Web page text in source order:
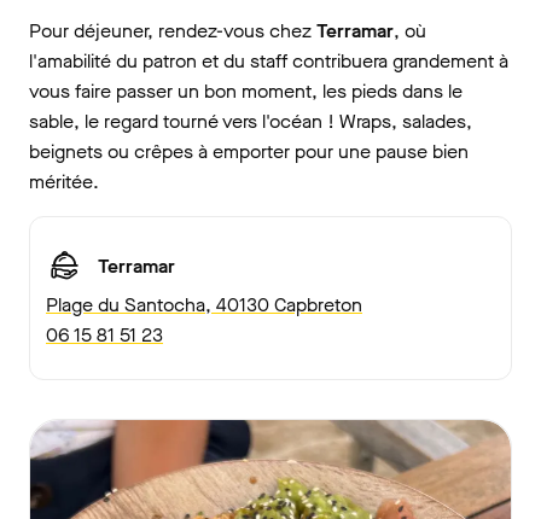
Pour déjeuner, rendez-vous chezTerramar, où
l'amabilité du patron et du staff contribuera grandement à
vous faire passer un bon moment, les pieds dans le
sable, le regard tourné vers l'océan ! Wraps, salades,
beignets ou crêpes à emporter pour une pause bien
méritée.
Terramar
Plage du Santocha, 40130 Capbreton
06 15 81 51 23